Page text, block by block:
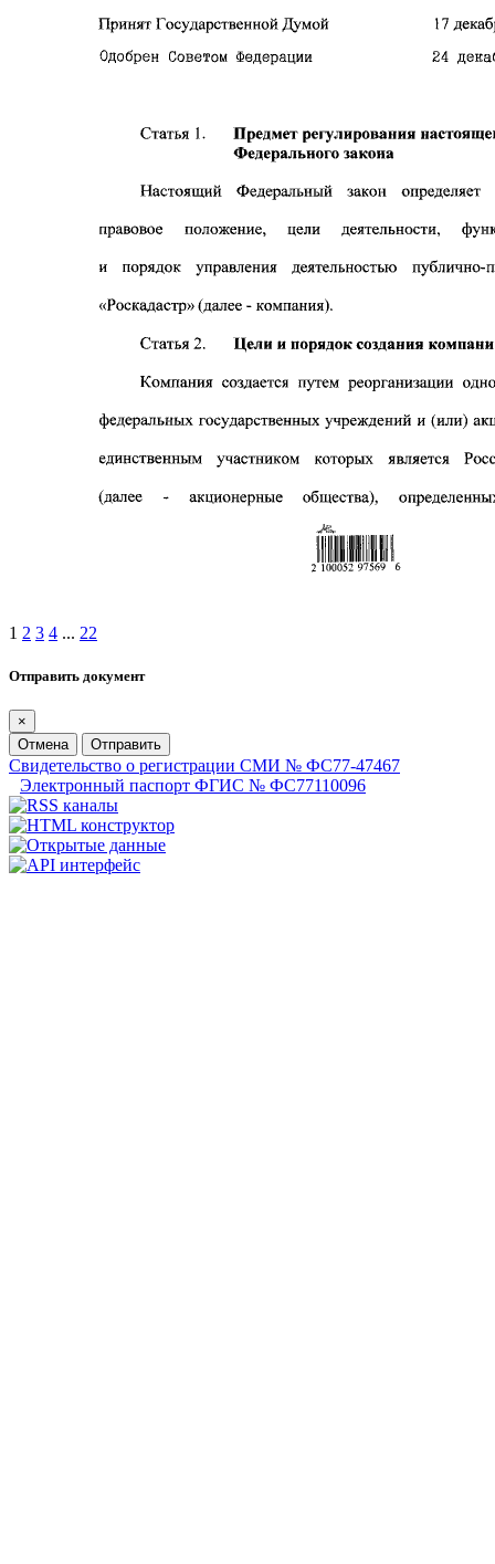
1 2 3 4 ... 22
Отправить документ
×
Отмена
Отправить
Свидетельство о регистрации СМИ № ФС77-47467
Электронный паспорт ФГИС № ФС77110096